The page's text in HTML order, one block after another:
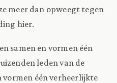
meer dan opweegt tegen
hier.
samen en vormen één
leden van de
vormen één verheerlijkte